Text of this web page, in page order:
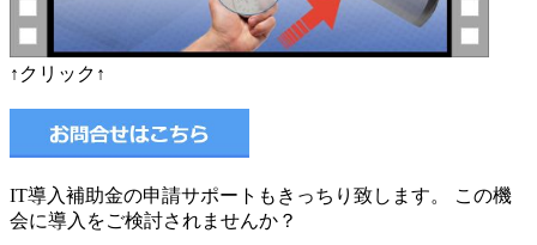
↑クリック↑
IT導入補助金の申請サポートもきっちり致します。 この機
会に導入をご検討されませんか？